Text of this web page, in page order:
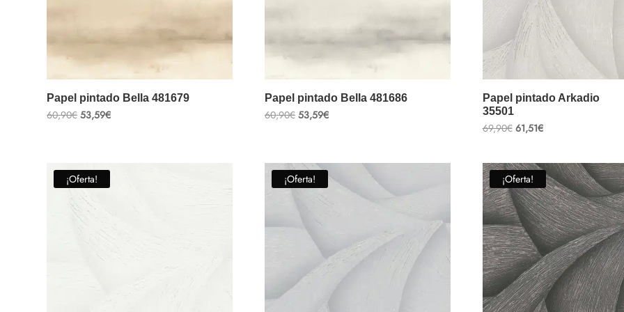
Papel pintado Bella 481679
60,90€ El
precio
53,59€El
Papel pintado Bella 481686
60,90€ El
precio
53,59€El
Papel pintado Arkadio
35501
69,90€ El
precio
69,90€.
61,51€El
61,51€.
¡Oferta! ¡Oferta! ¡Oferta!